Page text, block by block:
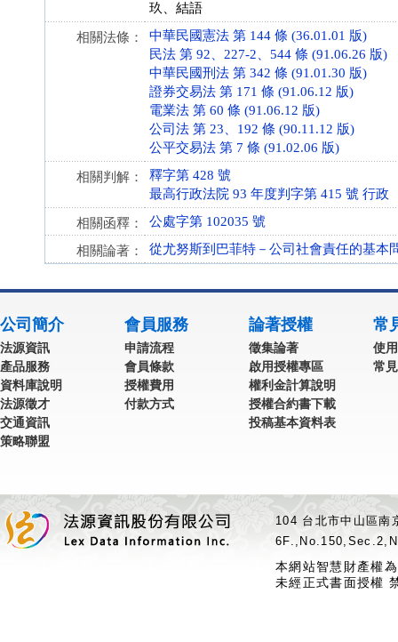
玖、結語
相關法條：
中華民國憲法 第 144 條 (36.01.01 版)
民法 第 92、227-2、544 條 (91.06.26 版)
中華民國刑法 第 342 條 (91.01.30 版)
證券交易法 第 171 條 (91.06.12 版)
電業法 第 60 條 (91.06.12 版)
公司法 第 23、192 條 (90.11.12 版)
公平交易法 第 7 條 (91.02.06 版)
相關判解：
釋字第 428 號
最高行政法院 93 年度判字第 415 號 行政
相關函釋： 公處字第 102035 號
相關論著： 從尤努斯到巴菲特－公司社會責任的基本
公司簡介
法源資訊
產品服務
資料庫說明
法源徵才
交通資訊
策略聯盟
會員服務
申請流程
會員條款
授權費用
付款方式
論著授權
徵集論著
啟用授權專區
權利金計算說明
授權合約書下載
投稿基本資料表
常
使
常
104 台北市中山區
本網站智慧財產權
未經正式書面授權